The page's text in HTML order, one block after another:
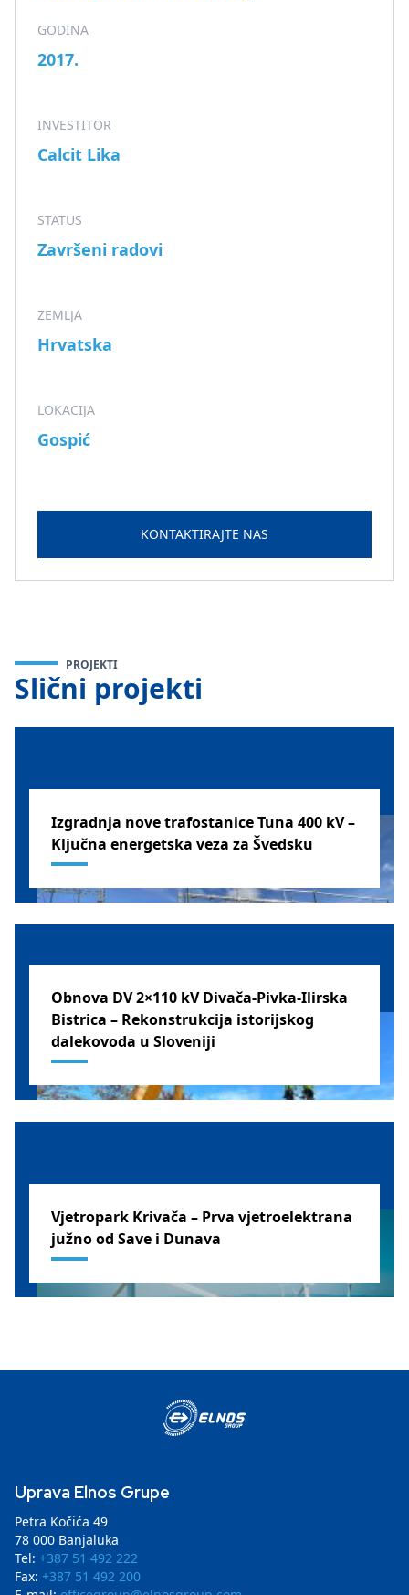
GODINA
2017.
INVESTITOR
Calcit Lika
STATUS
Završeni radovi
ZEMLJA
Hrvatska
LOKACIJA
Gospić
KONTAKTIRAJTE NAS
PROJEKTI
Slični projekti
Izgradnja nove trafostanice Tuna 400 kV –
Ključna energetska veza za Švedsku
Obnova DV 2×110 kV Divača-Pivka-Ilirska
Bistrica – Rekonstrukcija istorijskog
dalekovoda u Sloveniji
Vjetropark Krivača – Prva vjetroelektrana
južno od Save i Dunava
Uprava Elnos Grupe
Petra Kočića 49
78 000 Banjaluka
Tel: +387 51 492 222
Fax: +387 51 492 200